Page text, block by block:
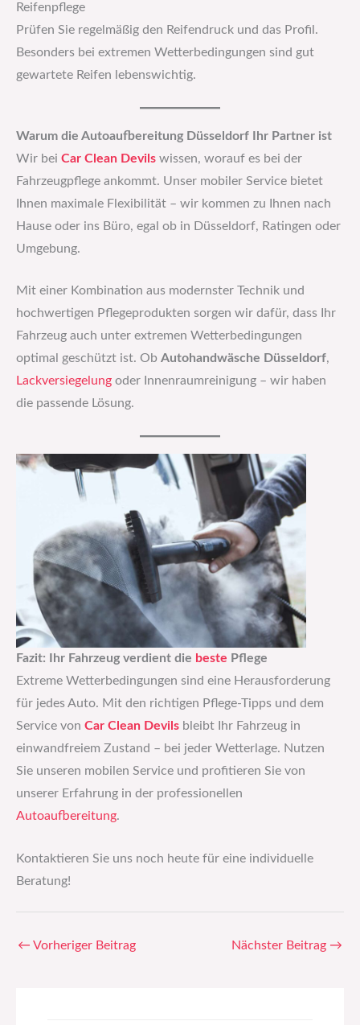
Reifenpflege
Prüfen Sie regelmäßig den Reifendruck und das Profil.
Besonders bei extremen Wetterbedingungen sind gut
gewartete Reifen lebenswichtig.
Warum die Autoaufbereitung Düsseldorf Ihr Partner ist
Wir bei Car Clean Devils wissen, worauf es bei der
Fahrzeugpflege ankommt. Unser mobiler Service bietet
Ihnen maximale Flexibilität – wir kommen zu Ihnen nach
Hause oder ins Büro, egal ob in Düsseldorf, Ratingen oder
Umgebung.
Mit einer Kombination aus modernster Technik und
hochwertigen Pflegeprodukten sorgen wir dafür, dass Ihr
Fahrzeug auch unter extremen Wetterbedingungen
optimal geschützt ist. Ob Autohandwäsche Düsseldorf,
Lackversiegelung oder Innenraumreinigung – wir haben
die passende Lösung.
Fazit: Ihr Fahrzeug verdient die beste Pflege
Extreme Wetterbedingungen sind eine Herausforderung
für jedes Auto. Mit den richtigen Pflege-Tipps und dem
Service von Car Clean Devils bleibt Ihr Fahrzeug in
einwandfreiem Zustand – bei jeder Wetterlage. Nutzen
Sie unseren mobilen Service und profitieren Sie von
unserer Erfahrung in der professionellen
Autoaufbereitung.
Kontaktieren Sie uns noch heute für eine individuelle
Beratung!
← Vorheriger Beitrag Nächster Beitrag →